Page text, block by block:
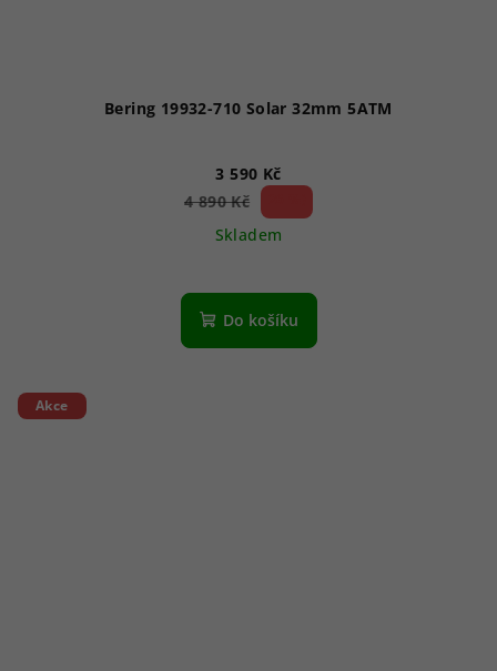
Bering 19932-710 Solar 32mm 5ATM
3 590 Kč
4 890 Kč
Skladem
Do košíku
Akce